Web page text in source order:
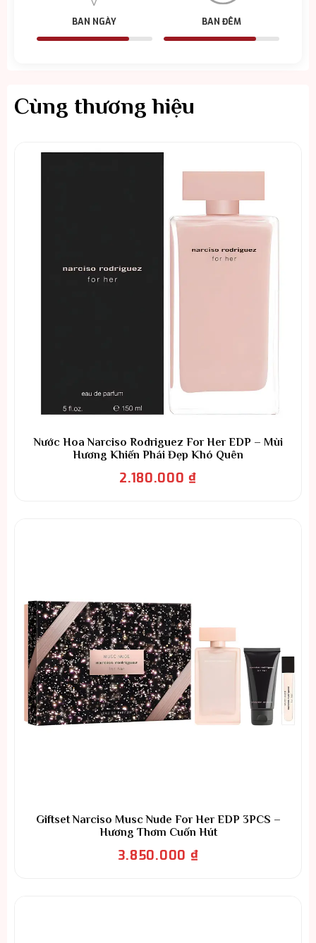
BAN NGÀY BAN ĐÊM
Cùng thương hiệu
Nước Hoa Narciso Rodriguez For Her EDP – Mùi
Hương Khiến Phái Đẹp Khó Quên
2.180.000₫
Giftset Narciso Musc Nude For Her EDP 3PCS –
Hương Thơm Cuốn Hút
3.850.000 ₫